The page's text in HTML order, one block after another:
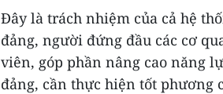
Đây là trách nhiệm của cả hệ
đảng, người đứng đầu các cơ
viên, góp phần nâng cao năng
đảng, cần thực hiện tốt phương